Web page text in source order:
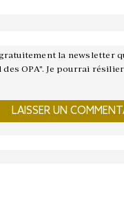
la newsletter
des OPA". Je pourrai